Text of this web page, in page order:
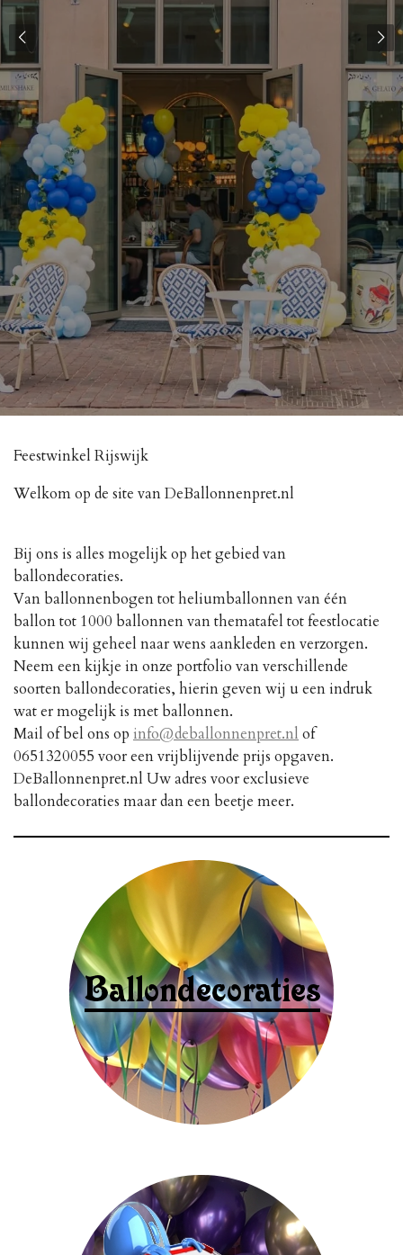
Feestwinkel Rijswijk
Welkom op de site van DeBallonnenpret.nl
Bij ons is alles mogelijk op het gebied van
ballondecoraties.
Van ballonnenbogen tot heliumballonnen van één
ballon tot 1000 ballonnen van thematafel tot feestlocatie
kunnen wij geheel naar wens aankleden en verzorgen.
Neem een kijkje in onze portfolio van verschillende
soorten ballondecoraties, hierin geven wij u een indruk
wat er mogelijk is met ballonnen.
Mail of bel ons op info@deballonnenpret.nl of
0651320055 voor een vrijblijvende prijs opgaven.
DeBallonnenpret.nl Uw adres voor exclusieve
ballondecoraties maar dan een beetje meer.